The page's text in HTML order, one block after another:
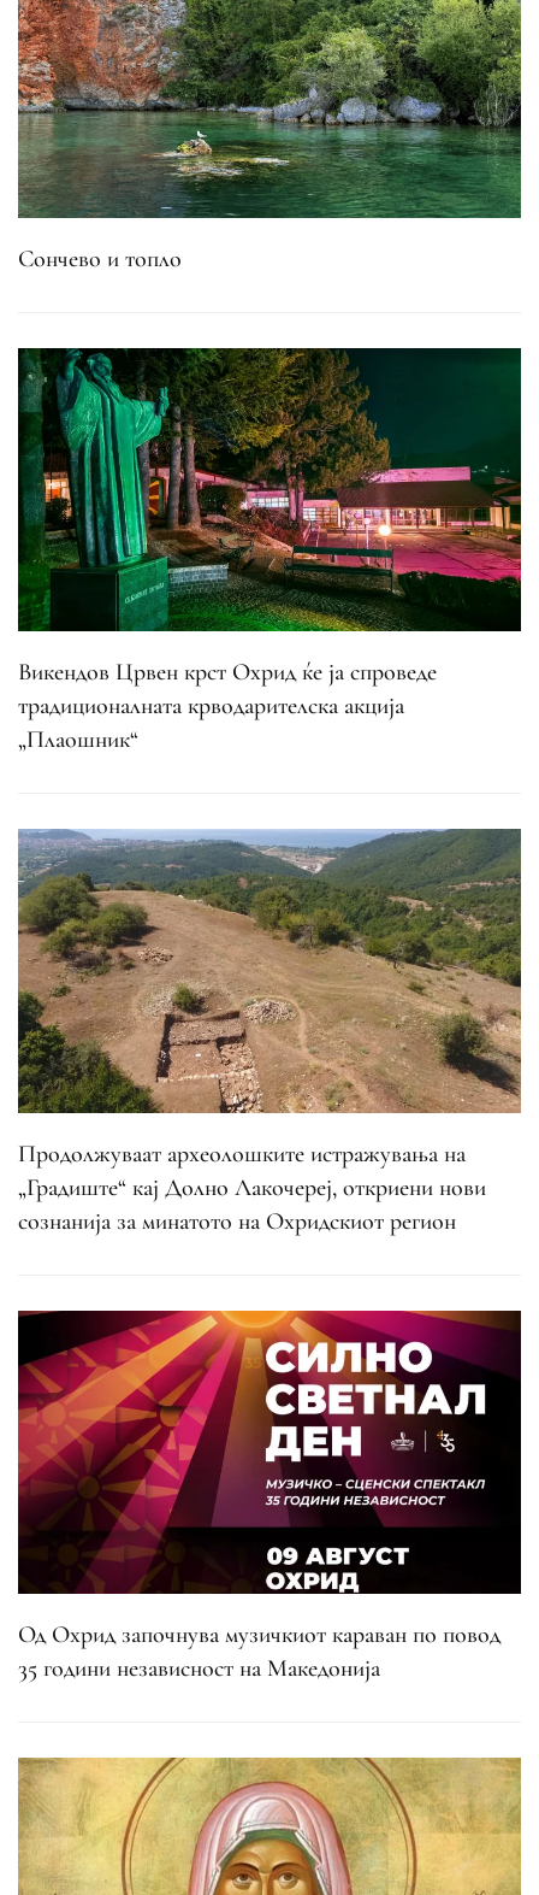
Сончево и топло
Викендов Црвен крст Охрид ќе ја спроведе
традиционалната крводарителска акција
„Плаошник“
Продолжуваат археолошките истражувања на
„Градиште“ кај Долно Лакочереј, откриени нови
сознанија за минатото на Охридскиот регион
Од Охрид започнува музичкиот караван по повод
35 години независност на Македонија